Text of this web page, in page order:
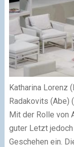
Katharina Lorenz
Radakovits (Abe)
Mit der Rolle von
guter Letzt
Geschehen ein.